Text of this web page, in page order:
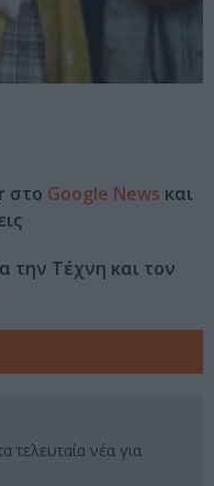
στο Google News και
την Τέχνη και τον
τελευταία νέα για